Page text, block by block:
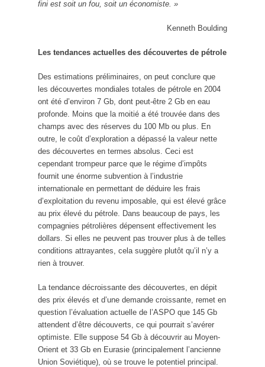
fini est soit un fou, soit un économiste. »
Kenneth Boulding
Les tendances actuelles des découvertes de pétrole
Des estimations préliminaires, on peut conclure que
les découvertes mondiales totales de pétrole en 2004
ont été d’environ 7 Gb, dont peut-être 2 Gb en eau
profonde. Moins que la moitié a été trouvée dans des
champs avec des réserves du 100 Mb ou plus. En
outre, le coût d’exploration a dépassé la valeur nette
des découvertes en termes absolus. Ceci est
cependant trompeur parce que le régime d’impôts
fournit une énorme subvention à l’industrie
internationale en permettant de déduire les frais
d’exploitation du revenu imposable, qui est élevé grâce
au prix élevé du pétrole. Dans beaucoup de pays, les
compagnies pétrolières dépensent effectivement les
dollars. Si elles ne peuvent pas trouver plus à de telles
conditions attrayantes, cela suggère plutôt qu’il n’y a
rien à trouver.
La tendance décroissante des découvertes, en dépit
des prix élevés et d’une demande croissante, remet en
question l’évaluation actuelle de l’ASPO que 145 Gb
attendent d’être découverts, ce qui pourrait s’avérer
optimiste. Elle suppose 54 Gb à découvrir au Moyen-
Orient et 33 Gb en Eurasie (principalement l’ancienne
Union Soviétique), où se trouve le potentiel principal.